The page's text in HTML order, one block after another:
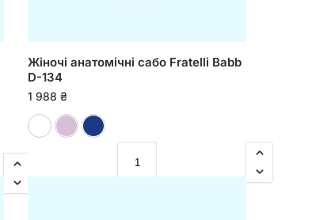
Жіночі анатомічні сабо Fratelli Babb
D-134
1 988₴